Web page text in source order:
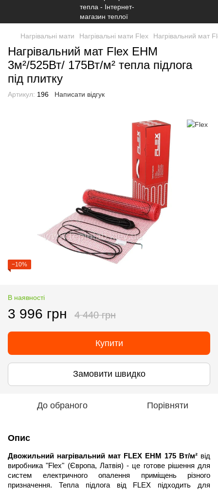
Нагрівальні мати Нагрівальні мати Flex Нагрівальний мат
Нагрівальний мат Flex EHM
3м²/525Вт/ 175Вт/м² тепла підлога
під плитку
Артикул: 196 Написати відгук
−10%
В наявності
3 996 грн 4 440 грн
Купити
Замовити швидко
До обраного Порівняти
Опис
Двожильний нагрівальний мат FLEX EHM 175 Вт/м² від
виробника "Flex" (Європа, Латвія) - це готове рішення для
систем електричного опалення приміщень різного
призначення. Тепла підлога від FLEX підходить для